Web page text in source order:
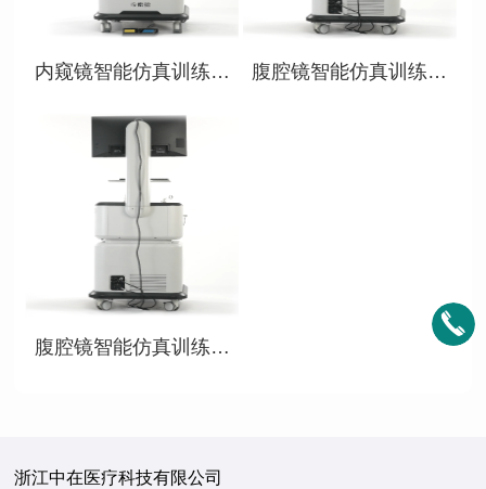
内窥镜智能仿真训练系
统
腹腔镜智能仿真训练软
查看详情
腹腔镜智能仿真训练软
浙江中在医疗科技有限公司